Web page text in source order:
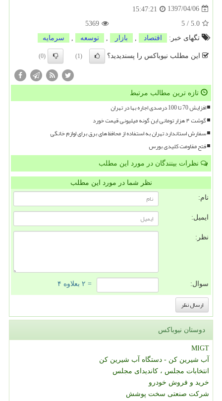
1397/04/06
15:47:21
5.0
/
5
5369
تگهای خبر:
اقتصاد بازار توسعه سرمایه
این مطلب نیوباکس را پسندیدید؟ (1)
(0)
تازه ترین مطالب مرتبط
افزایش 70 تا 100 درصدی اجاره بها در تهران
گوشت ۴ هزار تومانی این گونه میلیونی قیمت خورد
سفارش استاندارد تهران به استفاده از محافظ های برق برای لوازم خانگی
فتح مقاومت کلیدی بورس
نظرات بینندگان در مورد این مطلب
نظر شما در مورد این مطلب
نام:
ایمیل:
نظر:
سوال: = ۲ بعلاوه ۴
دوستان نیوباکس
MIGT
آب شیرین کن - دستگاه آب شیرین کن
انتخابات مجلس ، کاندیدای مجلس
خرید و فروش خودرو
شرکت صنعتی سخت پوشش